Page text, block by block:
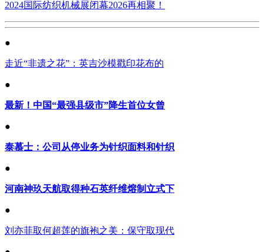
2024国际纺织机械展闭幕2026再相聚！
●
走近“非遗之花”：英吉沙模戳印花布的
●
最新！中国“最强县级市”降生首位女曾
●
泰慕士：公司从停业务为针织面料和针织
●
河南神玖天航取得种石英纤维熔制立式下
●
刘亦菲取何超莲的旗袍之美：保守取现代